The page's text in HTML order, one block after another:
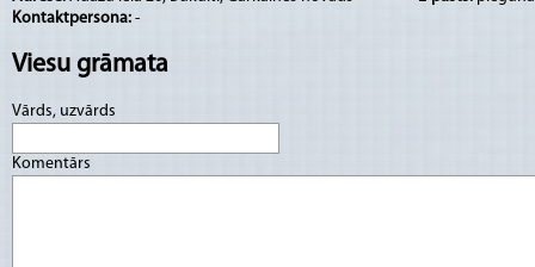
Kontaktpersona: -
Viesu grāmata
Vārds, uzvārds
Komentārs